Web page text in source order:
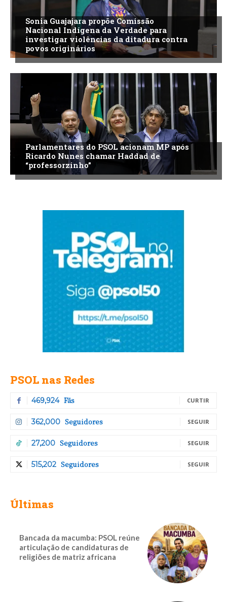
Sonia Guajajara propõe Comissão
Nacional Indígena da Verdade para
investigar violências da ditadura contra
povos originários
Parlamentares do PSOL acionam MP após
Ricardo Nunes chamar Haddad de
“professorzinho”
PSOL nas Redes
469,924 Fãs CURTIR
362,000 Seguidores SEGUIR
27,200 Seguidores SEGUIR
515,202 Seguidores SEGUIR
Últimas
Bancada da macumba: PSOL reúne
articulação de candidaturas de
religiões de matriz africana